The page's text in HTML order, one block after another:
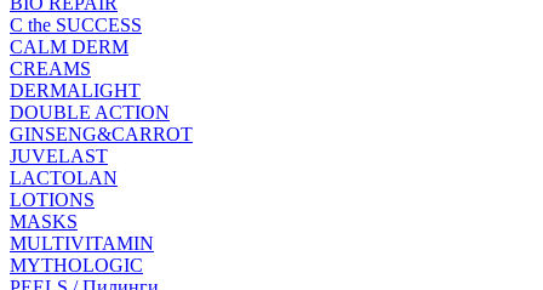
C the SUCCESS
CALM DERM
CREAMS
DERMALIGHT
DOUBLE ACTION
GINSENG&CARROT
JUVELAST
LACTOLAN
LOTIONS
MASKS
MULTIVITAMIN
MYTHOLOGIC